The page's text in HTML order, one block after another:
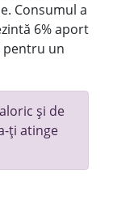
Consumul a
6% aport
pentru un
și de
ți atinge